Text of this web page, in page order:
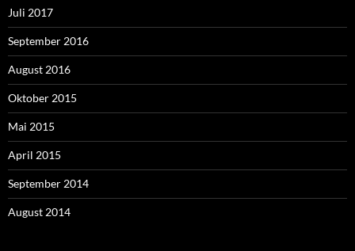
Juli 2017
September 2016
August 2016
Oktober 2015
Mai 2015
April 2015
September 2014
August 2014